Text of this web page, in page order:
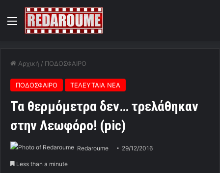
Menu
Αρχική / ΠΟΔΟΣΦΑΙΡΟ
ΠΟΔΟΣΦΑΙΡΟ ΤΕΛΕΥΤΑΙΑ ΝΕΑ
Τα θερμόμετρα δεν… τρελάθηκαν
στην Λεωφόρο! (pic)
Redaroume 29/12/2016
Less than a minute